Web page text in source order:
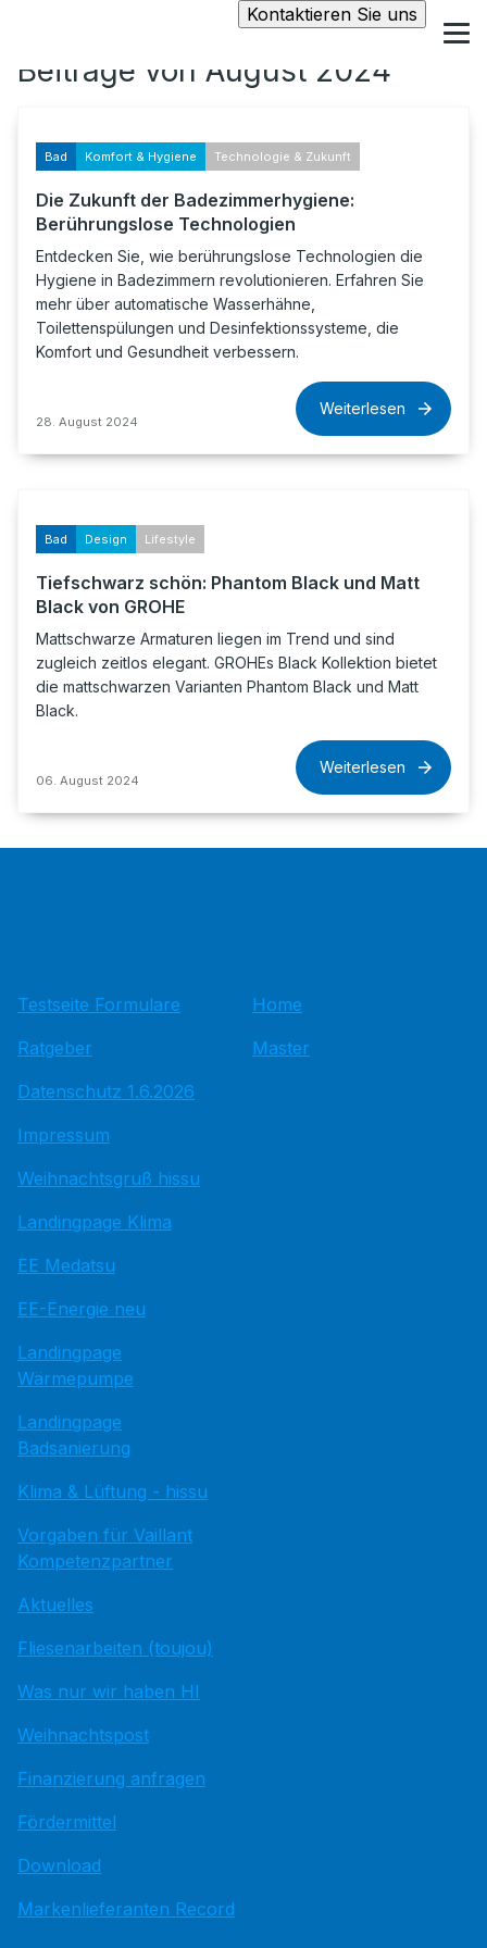
Kontaktieren Sie uns
Beiträge von August 2024
Bad Komfort & Hygiene Technologie & Zukunft
Die Zukunft der Badezimmerhygiene:
Berührungslose Technologien
Entdecken Sie, wie berührungslose Technologien die
Hygiene in Badezimmern revolutionieren. Erfahren Sie
mehr über automatische Wasserhähne,
Toilettenspülungen und Desinfektionssysteme, die
Komfort und Gesundheit verbessern.
28. August 2024
Weiterlesen
Bad Design Lifestyle
Tiefschwarz schön: Phantom Black und Matt
Black von GROHE
Mattschwarze Armaturen liegen im Trend und sind
zugleich zeitlos elegant. GROHEs Black Kollektion bietet
die mattschwarzen Varianten Phantom Black und Matt
Black.
06. August 2024
Weiterlesen
Testseite Formulare
Ratgeber
Datenschutz 1.6.2026
Impressum
Weihnachtsgruß hissu
Landingpage Klima
EE Medatsu
EE-Energie neu
Landingpage
Wärmepumpe
Landingpage
Badsanierung
Klima & Lüftung - hissu
Vorgaben für Vaillant
Kompetenzpartner
Aktuelles
Fliesenarbeiten (toujou)
Was nur wir haben HI
Weihnachtspost
Finanzierung anfragen
Fördermittel
Download
Markenlieferanten Record
Home
Master